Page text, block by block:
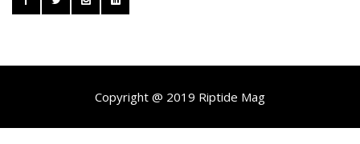
Copyright @ 2019 Riptide Mag